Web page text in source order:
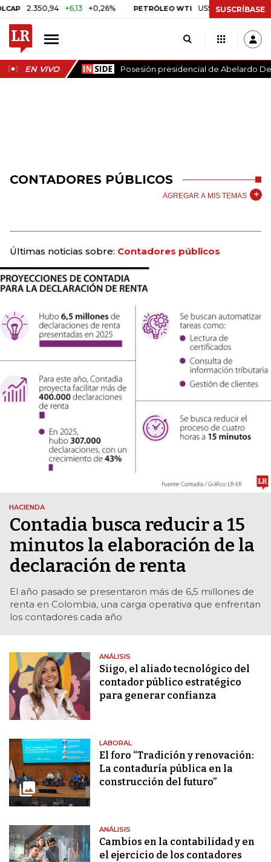
2.350,94 +6,13 +0,26% PETRÓLEO WTI US$ 78,01 US$ 2,92
SUSCRÍBASE
EN VIVO Posesión presidencial de Abelardo
CONTADORES PÚBLICOS
AGREGAR A MIS TEMAS
Últimas noticias sobre: Contadores públicos
HACIENDA
Contadia busca reducir a 15
minutos la elaboración de la
declaración de renta
El año pasado se presentaron más de 6,5 millones de
renta en Colombia, una carga operativa que enfrentan
los contadores cada año
ANÁLISIS
Siigo, el aliado tecnológico del
contador público estratégico
para generar confianza
LABORAL
El foro “Tradición y renovación:
La contaduría pública en la
construcción del futuro”
ANÁLISIS
Cambios en la contabilidad y en
el ejercicio de los contadores